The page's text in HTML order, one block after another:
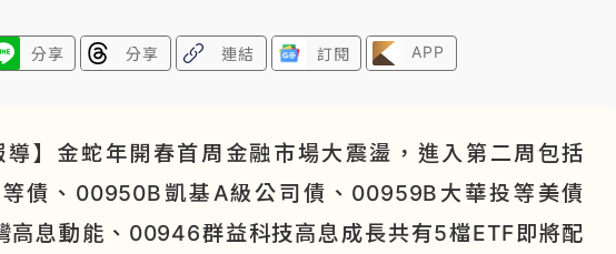
分享 分享 連結 訂閱 APP
導】金蛇年開春首周金融市場大震盪，進入第二周包括
債、00950B凱基A級公司債、00959B大華投等美債
息動能、00946群益科技高息成長共有5檔ETF即將配